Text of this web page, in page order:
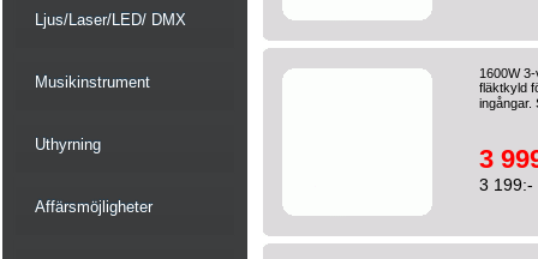
Ljus/Laser/LED/ DMX
Musikinstrument
Uthyrning
Affärsmöjligheter
1600W
fläktkyld
ingångar.
3
3 199:-